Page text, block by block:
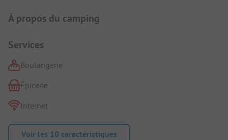
Présentation du camping
À propos du camping
Services
Boulangerie
Épicerie
Internet
Voir les 10 caractéristiques